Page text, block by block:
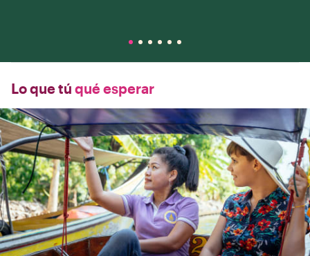
Lo que tú qué esperar